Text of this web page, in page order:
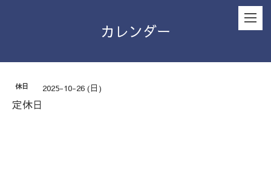
カレンダー
休日 2025-10-26 (日)
定休日